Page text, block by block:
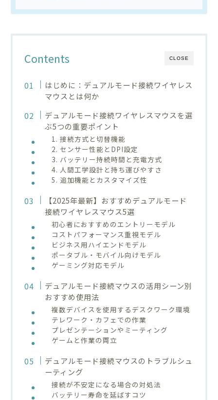
CLOSE
Contents
はじめに：デュアルモード接続ワイヤレス
マウスとは何か
デュアルモード接続ワイヤレスマウスを選
ぶ5つの重要ポイント
1. 接続方式と切替機能
2. センサー性能とDPI設定
3. バッテリー持続時間と充電方式
4. 人間工学設計と持ち運びやすさ
5. 追加機能とカスタマイズ性
【2025年最新】おすすめデュアルモード
接続ワイヤレスマウス5選
初心者におすすめのエントリーモデル
コストパフォーマンス重視モデル
ビジネス用ハイエンドモデル
ポータブル・モバイル向けモデル
ゲーミング対応モデル
デュアルモード接続マウスの活用シーン別
おすすめ使用法
複数デバイスを使用するデスクワーク環境
テレワーク・カフェでの作業
プレゼンテーションやミーティング
ゲームと作業の両立
デュアルモード接続マウスのトラブルシュ
ーティング
接続が不安定になる場合の対処法
バッテリー寿命を延ばすコツ